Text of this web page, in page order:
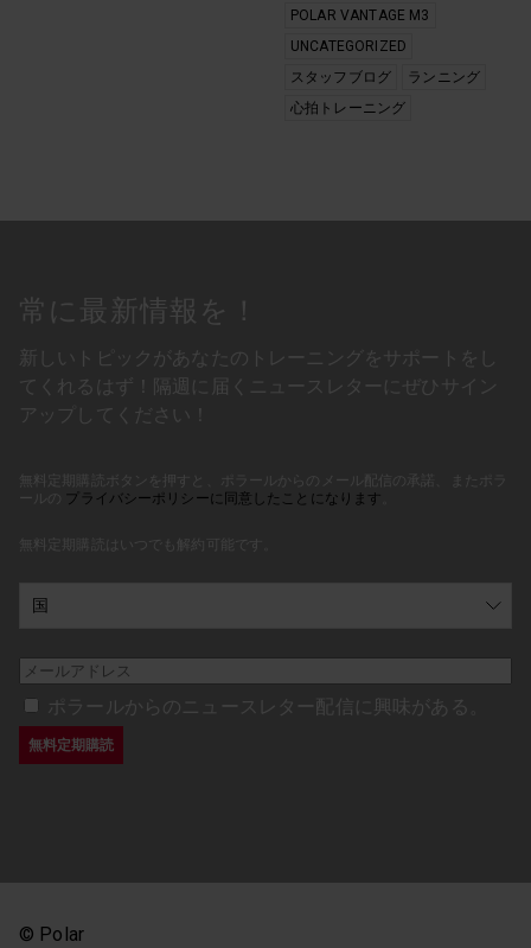
POLAR VANTAGE M3
UNCATEGORIZED
スタッフブログ
ランニング
心拍トレーニング
常に最新情報を！
新しいトピックがあなたのトレーニングをサポートをし
てくれるはず！隔週に届くニュースレターにぜひサイン
アップしてください！
無料定期購読ボタンを押すと、ポラールからのメール配信の承諾、またポラ
ールの
プライバシーポリシーに同意したことになります
無料定期購読はいつでも解約可能です。
ポラールからのニュースレター配信に興味がある。
© Polar